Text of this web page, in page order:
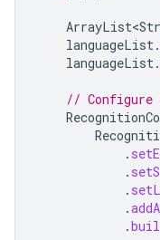
languageList.
languageList.
// Configure
.
.
.
.
.